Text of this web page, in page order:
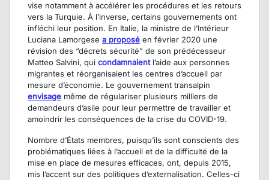
vise notamment à accélérer les procédures et les retours
vers la Turquie. À l’inverse, certains gouvernements ont
infléchi leur position. En Italie, la ministre de l’Intérieur
Luciana Lamorgese a proposé en février 2020 une
révision des “décrets sécurité” de son prédécesseur
Matteo Salvini, qui condamnaientl’aide aux personnes
migrantes et réorganisaient les centres d’accueil par
mesure d’économie. Le gouvernement transalpin
envisage même de régulariser plusieurs milliers de
demandeurs d’asile pour leur permettre de travailler et
amoindrir les conséquences de la crise du COVID-19.
Nombre d’États membres, puisqu’ils sont conscients des
problématiques liées à l’accueil et de la difficulté de la
mise en place de mesures efficaces, ont, depuis 2015,
mis l’accent sur des politiques d’externalisation. Celles-ci